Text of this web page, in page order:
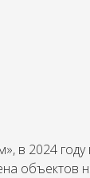
в 2024 году
объектов